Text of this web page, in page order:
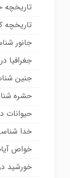
تاریخچه
تاریخچه
جانور
جغرافیا
جنین
حشره
حیوانات
خدا
خواص
خورشید